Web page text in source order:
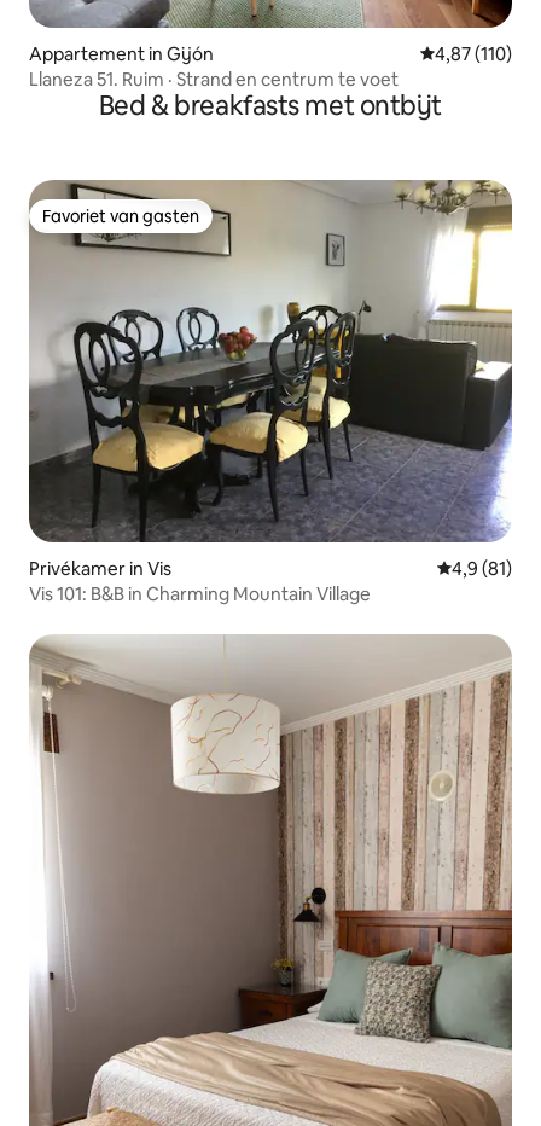
Appartement in Gijón Gemiddelde
4,87 (110)
Llaneza 51. Ruim · Strand en centrum te voet
Bed & breakfasts met ontbijt
Favoriet van gasten
Favoriet van gasten
Privékamer in Vis
4,9 (81)
Vis 101: B&B in Charming Mountain Village